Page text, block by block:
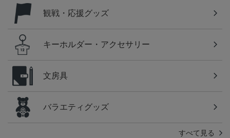
観戦・応援グッズ
キーホルダー・アクセサリー
文房具
バラエティグッズ
すべて見る